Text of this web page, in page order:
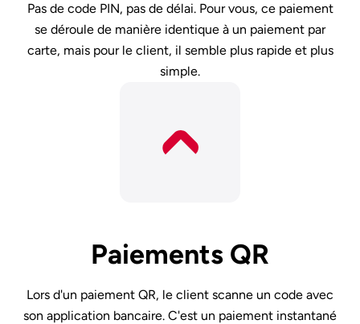
Pas de code PIN, pas de délai. Pour vous, ce paiement
se déroule de manière identique à un paiement par
carte, mais pour le client, il semble plus rapide et plus
simple.
Paiements QR
Lors d'un paiement QR, le client scanne un code avec
son application bancaire. C'est un paiement instantané